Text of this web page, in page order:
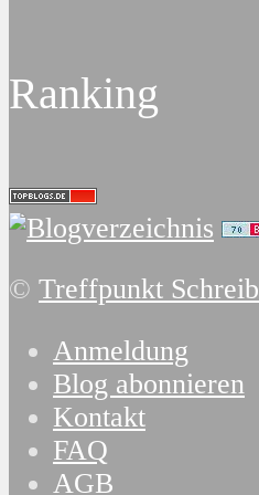
Ranking
© Treffpunkt
Anmeldung
Blog abonnieren
Kontakt
FAQ
AGB